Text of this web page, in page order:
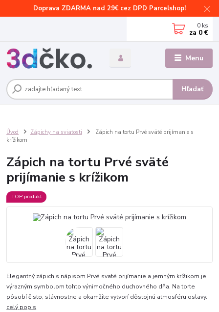
Doprava ZDARMA nad 29€ cez DPD Parcelshop!
Menu
Hľadať
0 ks
za 0 €
Úvod Zápichy na sviatosti
Zápich na tortu Prvé sväté prijímanie s
krížikom
Zápich na tortu Prvé sväté
prijímanie s krížikom
TOP produkt
Elegantný zápich s nápisom Prvé sväté prijímanie a jemným krížikom je
výrazným symbolom tohto výnimočného duchovného dňa. Na torte
pôsobí čisto, slávnostne a okamžite vytvorí dôstojnú atmosféru oslavy.
celý popis